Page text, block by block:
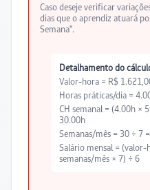
Caso deseje verificar
dias que o aprendiz atuará
Semana".
Detalhamento do
Valor-hora = R$
Horas práticas/dia =
CH semanal = (4.00h × 5
30.00h
Semanas/mês = 30 ÷ 7 =
Salário mensal = (valor-
semanas/mês × 7) ÷ 6